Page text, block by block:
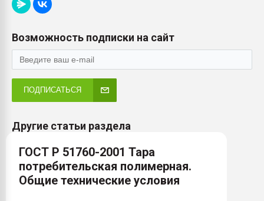
Возможность подписки на сайт
ПОДПИСАТЬСЯ
Другие статьи раздела
ГОСТ Р 51760-2001 Тара
потребительская полимерная.
Общие технические условия